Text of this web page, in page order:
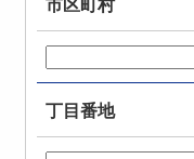
市区町村
丁目番地